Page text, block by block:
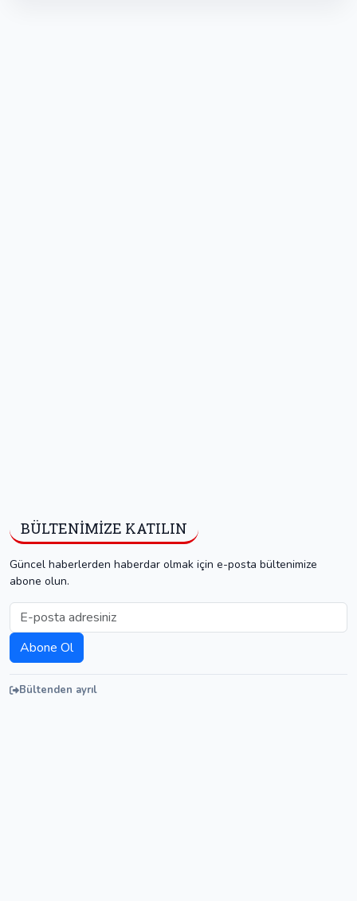
BÜLTENIMIZE KATILIN
Güncel haberlerden haberdar olmak için e-posta bültenimize
abone olun.
Bültenden ayrıl